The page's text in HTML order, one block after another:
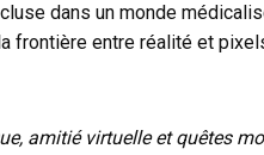
dans un monde
frontière entre réalité et
amitié virtuelle et quêtes